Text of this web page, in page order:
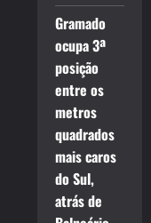
Gramado
ocupa 3ª
posição
entre os
metros
quadrados
mais caros
do Sul,
atrás de